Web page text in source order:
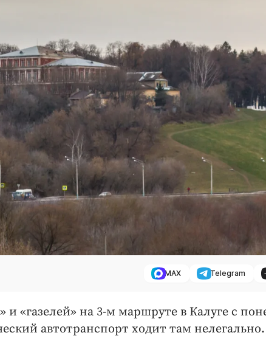
MAX Telegram
«газелей» на 3-м маршруте в Калуге с
автотранспорт ходит там нелегально.